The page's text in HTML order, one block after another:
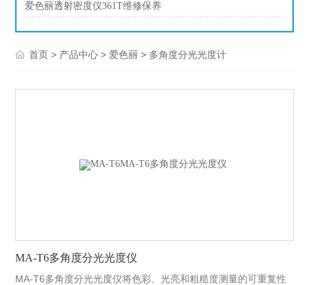
爱色丽透射密度仪361T维修保养
首页 > 产品中心 > 爱色丽 > 多角度分光光度计
MA-T6多角度分光光度仪
MA-T6多角度分光光度仪将色彩、光亮和粗糙度测量的可重复性